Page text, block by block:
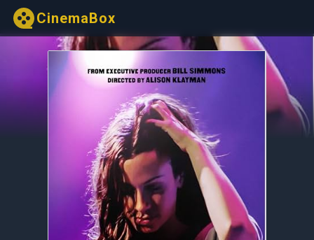
CinemaBox